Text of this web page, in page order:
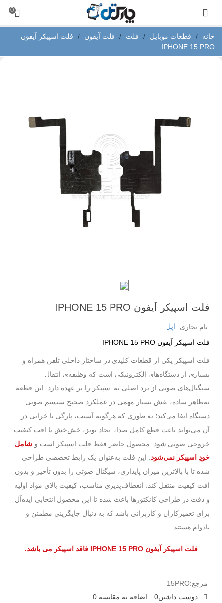
0
خانه / قطعات موبایل / فلت / فلت آیفون /
فلت اسپیکر آیفون
IPHONE 15 PRO
فلت اسپیکر آیفون IPHONE 15 PRO
نام تجاری: اپل
فلت اسپیکر آیفون IPHONE 15 PRO
فلت اسپیکر یکی از قطعات کلیدی در ساختار داخلی تلفن همراه و
بسیاری از دستگاه‌های الکترونیکی است که وظیفه‌ی انتقال
سیگنال‌های صوتی از برد اصلی به اسپیکر را بر عهده دارد. این قطعه
به‌ظاهر ساده، نقش بسیار مهمی در عملکرد صحیح سیستم صوتی
دستگاه ایفا می‌کند؛ به طوری که هرگونه آسیب، پارگی یا خرابی در
آن می‌تواند باعث قطع کامل صدا، ایجاد نویز، خش‌خش یا افت کیفیت
خروجی صوتی شود. محصول حاضر فقط فلت اسپیکر است و شامل
خودِ اسپیکر نمی‌شود . این فلت به‌عنوان یک رابط تخصصی طراحی
شده تا با بالاترین میزان پایداری، سیگنال صوتی را بدون تأخیر و بدون
افت کیفیت منتقل کند. انعطاف‌پذیری مناسب، کیفیت بالای مواد اولیه
و دقت در طراحی کانکتورها باعث شده تا این محصول انتخابی ایده‌آل
برای تعمیرکاران و کاربرانی باشد که به دنبال جایگزینی مطمئن و
بادوام هستند.
فلت اسپیکر آیفون IPHONE 15 PRO فاقد اسپیکر می باشد.
مرجع:15PRO
دوست داشتن0 اضافه به مقایسه 0